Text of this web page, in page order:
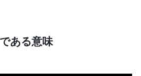
ある意味